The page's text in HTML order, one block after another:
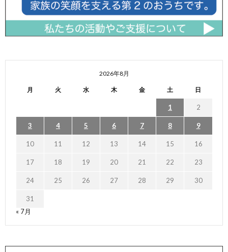
2026年8月
月 火 水 木 金 土 日
1 2
3 4 5 6 7 8 9
10 11 12 13 14 15 16
17 18 19 20 21 22 23
24 25 26 27 28 29 30
31
« 7月